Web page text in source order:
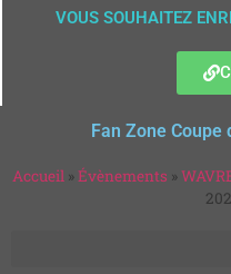
VOUS SOUHAITEZ
Fan Zone Coupe
Accueil »Évènements »